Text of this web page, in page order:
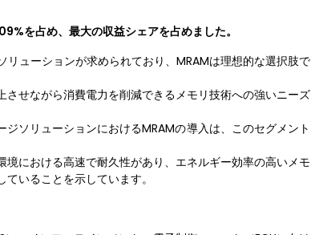
を占め、最大の収益シェアを占めました。
ューションが求められており、MRAMは理想的な選択肢で
せながら消費電力を削減できるメモリ技術への強いニーズ
ソリューションにおけるMRAMの導入は、このセグメント
における高速で耐久性があり、エネルギー効率の高いメモ
いることを示しています。